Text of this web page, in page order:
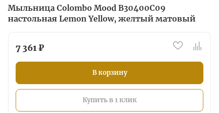
Мыльница Colombo Mood B30400C09
настольная Lemon Yellow, желтый матовый
7 361 ₽
В корзину
Купить в 1 клик